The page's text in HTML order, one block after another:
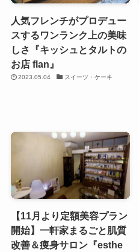
人気フレンチがプロデュー
スするワンランク上の美味
しさ『キッシュとタルトの
お店 flan』
2023.05.04 スイーツ・ケーキ
【11月より定額美容プラン
開始】一軒家まるごと肌質
改善＆痩身サロン『esthe